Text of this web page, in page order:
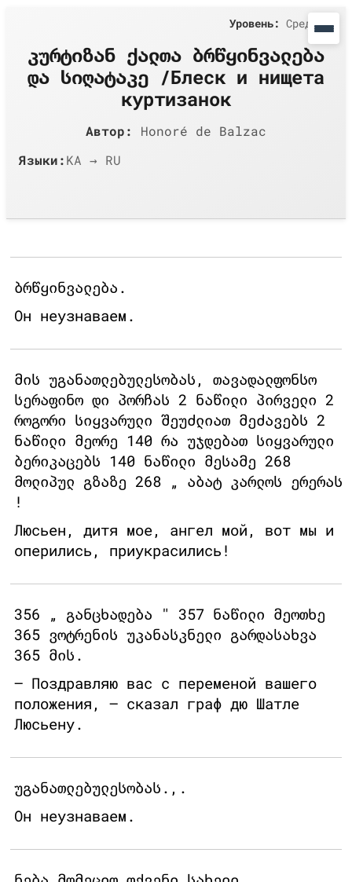
კურტიზან ქალთა ბრწყინვალება
და სიღატაკე /Блеск и нищета
куртизанок
Автор:
Honoré de Balzac
Языки:KA → RU
Уровень: Средний
ბრწყინვალება.
Он неузнаваем.
მის უგანათლებულესობას, თავადალფონსო
სერაფინო დი პორჩას 2 ნაწილი პირველი 2
როგორი სიყვარული შეუძლიათ მეძავებს 2
ნაწილი მეორე 140 რა უჯდებათ სიყვარული
ბერიკაცებს 140 ნაწილი მესამე 268
მოლიპულ გზაზე 268 „ აბატ კარლოს ერერას
!
Люсьен, дитя мое, ангел мой, вот мы и
оперились, приукрасились!
356 „ განცხადება " 357 ნაწილი მეოთხე
365 ვოტრენის უკანასკნელი გარდასახვა
365 მის.
– Поздравляю вас с переменой вашего
положения, – сказал граф дю Шатле
Люсьену.
უგანათლებულესობას.,.
Он неузнаваем.